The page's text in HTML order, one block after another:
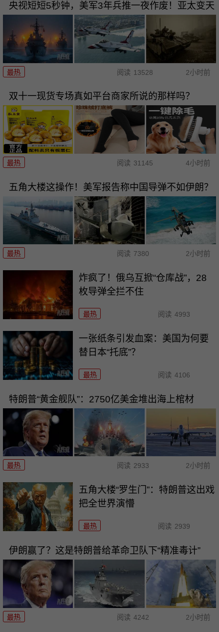
央视短短5秒钟，美军3年兵推一夜作废！亚太变天
最热 阅读 13528 2小时前
双十一现货专场真如平台商家所说的那样吗？
最热 阅读 31145 4小时前
五角大楼这操作！美军报告称中国导弹不如伊朗？
最热 阅读 7380 2小时前
炸疯了！俄乌互掀“仓库战”，28
枚导弹全拦不住
最热 阅读 4993
一张纸条引发血案：美国为何要
替日本“托底”？
最热 阅读 4106
特朗普“黄金舰队”：2750亿美金堆出海上棺材
最热 阅读 2933 2小时前
五角大楼“罗生门”：特朗普这出戏
把全世界演懵
最热 阅读 2939
伊朗赢了？这是特朗普给革命卫队下“精准毒计”
最热 阅读 4242 2小时前